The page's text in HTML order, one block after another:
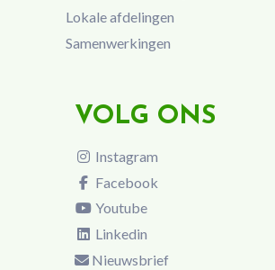
Lokale afdelingen
Samenwerkingen
VOLG ONS
Instagram
Facebook
Youtube
Linkedin
Nieuwsbrief